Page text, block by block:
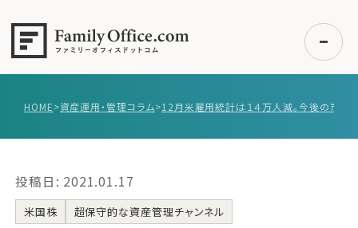
事例紹介
エキスパート一覧
HOME>資産運用・管理コラム>
投稿日: 2021.01.17
米国株 超保守的な資産管理チャンネル